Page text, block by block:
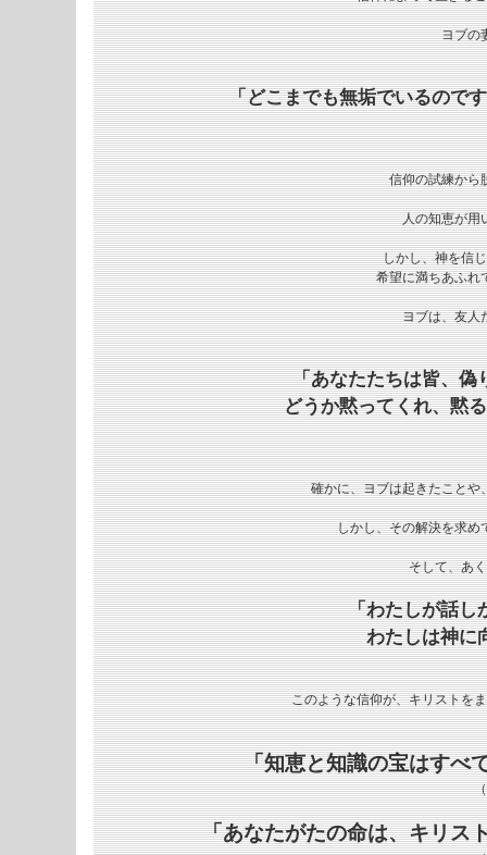
ヨブの
「どこまでも無垢でいるので
信仰の試練から
人の知恵が用
しかし、神を信
希望に満ちあふれ
ヨブは、友人
「あなたたちは皆、偽
どうか黙ってくれ、黙
確かに、ヨブは起きたことや
しかし、その解決を求め
そして、あ
「わたしが話し
わたしは神に
このような信仰が、キリストをま
「知恵と知識の宝はすべ
「あなたがたの命は、キリス